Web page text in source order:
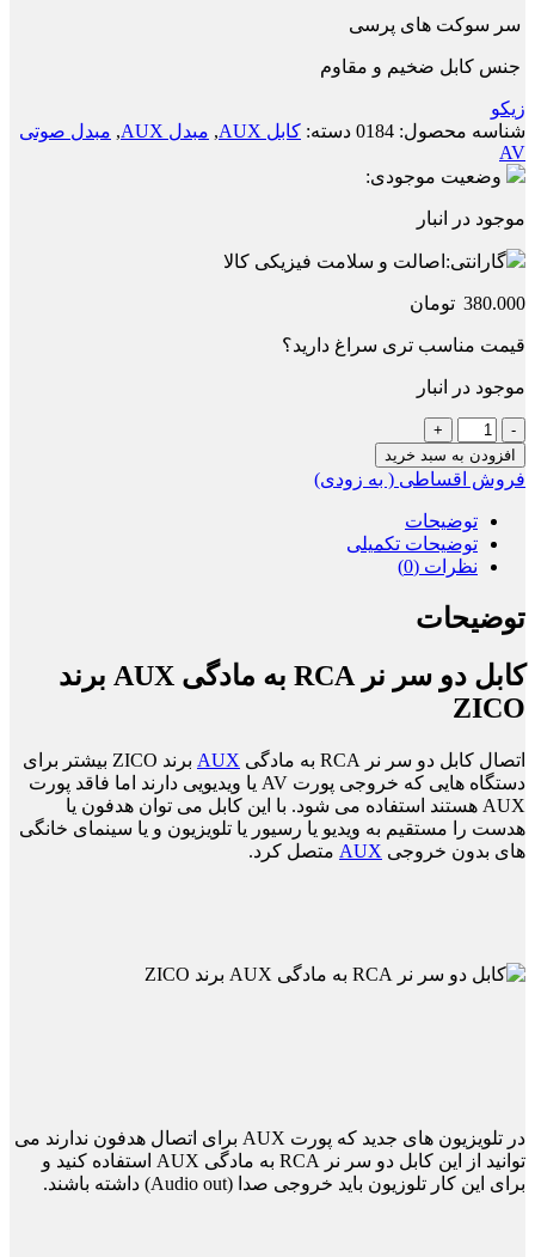
سر سوکت های پرسی
جنس کابل ضخیم و مقاوم
زیکو
شناسه محصول: 0184 دسته: کابل AUX , مبدل AUX , مبدل صوتی
AV
وضعیت موجودی:
موجود در انبار
گارانتی: اصالت و سلامت فیزیکی کالا
380.000 تومان
قیمت مناسب تری سراغ دارید؟
موجود در انبار
کابل
دو
سر
نر
RCA
به
مادگی
ZICO
افزودن به سبد خرید
فروش اقساطی ( به زودی)
توضیحات
توضیحات تکمیلی
نظرات (0)
توضیحات
کابل دو سر نر RCA به مادگی AUX برند
ZICO
اتصال کابل دو سر نر RCA به مادگی AUX
برند ZICO بیشتر برای
دستگاه هایی که خروجی پورت AV یا ویدیویی دارند اما فاقد پورت
AUX هستند استفاده می شود. با این کابل می توان هدفون یا
هدست را مستقیم به ویدیو یا رسیور یا تلویزیون و یا سینمای خانگی
های بدون خروجی AUX متصل کرد.
در تلویزیون های جدید که پورت AUX برای اتصال هدفون ندارند می
توانید از این کابل دو سر نر RCA به مادگی AUX استفاده کنید و
برای این کار تلوزیون باید خروجی صدا (Audio out) داشته باشند.